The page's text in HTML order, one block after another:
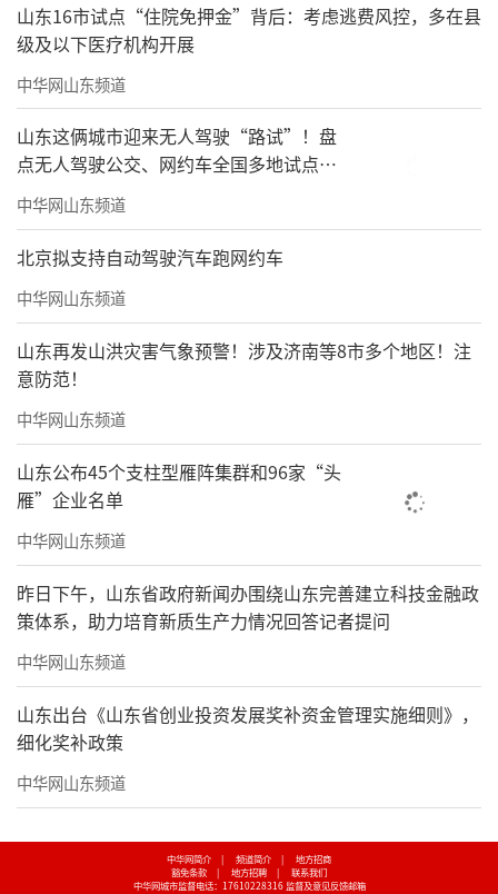
山东16市试点“住院免押金”背后：考虑逃费风控，多在县
级及以下医疗机构开展
中华网山东频道
山东这俩城市迎来无人驾驶“路试”！盘
点无人驾驶公交、网约车全国多地试点之
路
中华网山东频道
北京拟支持自动驾驶汽车跑网约车
中华网山东频道
山东再发山洪灾害气象预警！涉及济南等8市多个地区！注
意防范！
中华网山东频道
山东公布45个支柱型雁阵集群和96家“头
雁”企业名单
中华网山东频道
昨日下午，山东省政府新闻办围绕山东完善建立科技金融政
策体系，助力培育新质生产力情况回答记者提问
中华网山东频道
山东出台《山东省创业投资发展奖补资金管理实施细则》，
细化奖补政策
中华网山东频道
中华网简介 | 频道简介 |
地方招商
豁免条款
| 地方招聘 |
联系我们
中华网城市监督电话：17610228316 监督及意见反馈邮箱